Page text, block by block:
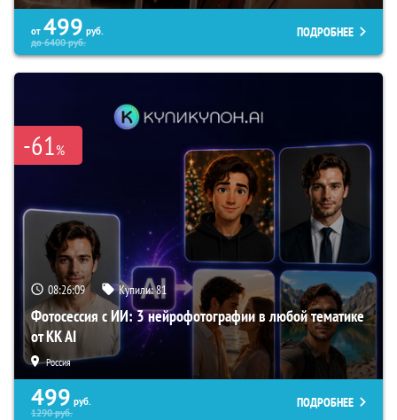
от 499 руб.
до6400руб.
ПОДРОБНЕЕ
-61%
08:26:07 Купили:81
Фотосессия с ИИ: 3 нейрофотографии в любой тематике
от KK AI
Россия
499 руб.
1290руб.
ПОДРОБНЕЕ